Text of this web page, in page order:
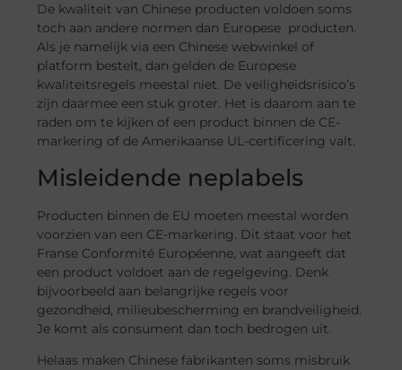
De kwaliteit van Chinese producten voldoen soms
toch aan andere normen dan Europese producten.
Als je namelijk via een Chinese webwinkel of
platform bestelt, dan gelden de Europese
kwaliteitsregels meestal niet. De veiligheidsrisico’s
zijn daarmee een stuk groter. Het is daarom aan te
raden om te kijken of een product binnen de CE-
markering of de Amerikaanse UL-certificering valt.
Misleidende neplabels
Producten binnen de EU moeten meestal worden
voorzien van een CE-markering. Dit staat voor het
Franse Conformité Européenne, wat aangeeft dat
een product voldoet aan de regelgeving. Denk
bijvoorbeeld aan belangrijke regels voor
gezondheid, milieubescherming en brandveiligheid.
Je komt als consument dan toch bedrogen uit.
Helaas maken Chinese fabrikanten soms misbruik